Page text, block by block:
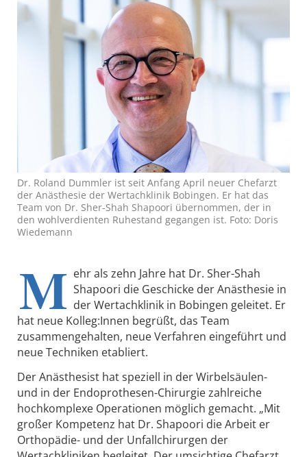
Dr. Roland Dummler ist seit Anfang April neuer Chefarzt
der Anästhesie der Wertachklinik Bobingen. Er hat das
Team von Dr. Sher-Shah Shapoori übernommen, der in
den wohlverdienten Ruhestand gegangen ist. Foto: Doris
Wiedemann
M ehr als zehn Jahre hat Dr. Sher-Shah
Shapoori die Geschicke der Anästhesie in
der Wertachklinik in Bobingen geleitet. Er
hat neue Kolleg:Innen begrüßt, das Team
zusammengehalten, neue Verfahren eingeführt und
neue Techniken etabliert.
Der Anästhesist hat speziell in der Wirbelsäulen-
und in der Endoprothesen-Chirurgie zahlreiche
hochkomplexe Operationen möglich gemacht. „Mit
großer Kompetenz hat Dr. Shapoori die Arbeit er
Orthopädie- und der Unfallchirurgen der